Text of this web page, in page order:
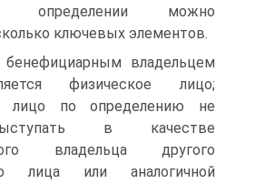
определении можно
ключевых элементов.
бенефициарным владельцем
физическое лицо;
лицо по определению не
в качестве
владельца другого
лица или аналогичной